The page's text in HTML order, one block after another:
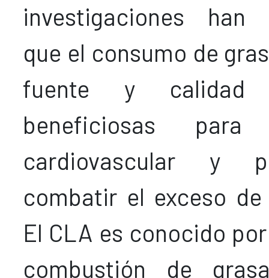
investigaciones han
que el consumo de
fuente y calidad
beneficiosas
cardiovascular y
combatir el exceso
El CLA es conocido
combustión de